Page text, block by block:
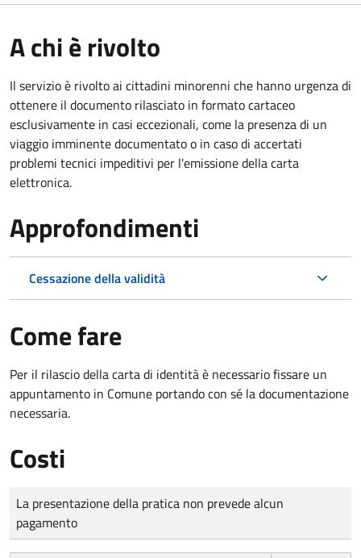
A chi è rivolto
Il servizio è rivolto ai cittadini minorenni che hanno urgenza di
ottenere il documento rilasciato in formato cartaceo
esclusivamente in casi eccezionali, come la presenza di un
viaggio imminente documentato o in caso di accertati
problemi tecnici impeditivi per l'emissione della carta
elettronica.
Approfondimenti
Cessazione della validità
Come fare
Per il rilascio della carta di identità è necessario fissare un
appuntamento in Comune portando con sé la documentazione
necessaria.
Costi
Tipo di pagamento
Importo
La presentazione della pratica non prevede alcun
pagamento